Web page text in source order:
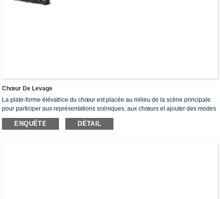
Chœur De Levage
La plate-forme élévatrice du chœur est placée au milieu de la scène principale
pour participer aux représentations scéniques, aux chœurs et ajouter des modes
de performance.Il est utilisé par le chœur pour monter sur scène pour former une
performance carrée en gradins.Le mécanisme d'entraînement de la plate-forme
ENQUÊTE DÉTAIL